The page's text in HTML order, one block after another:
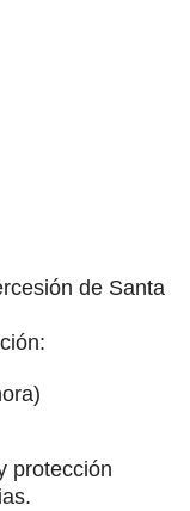
de Santa
protección